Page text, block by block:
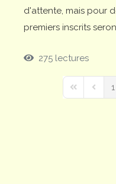
d'attente, mais pour
premiers inscrits
275 lectures
First Page
1